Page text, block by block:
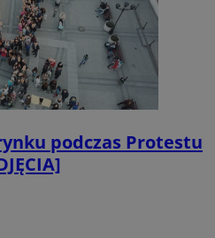
podczas Protestu